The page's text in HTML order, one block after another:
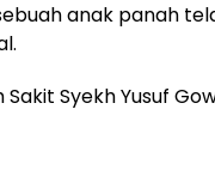
anak panah
Sakit Syekh Yusuf